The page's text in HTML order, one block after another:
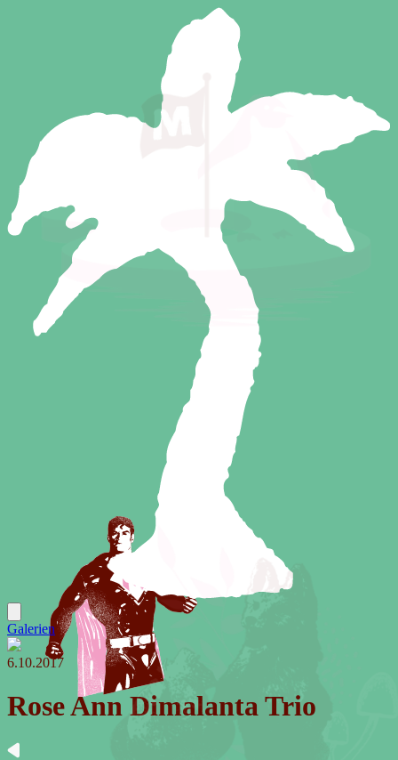
Galerien
6.10.2017
Rose Ann Dimalanta Trio